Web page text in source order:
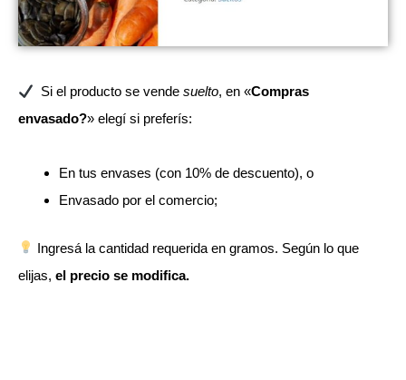
Si el producto se vendesuelto, en «Compras
envasado?» elegí si preferís:
En tus envases (con 10% de descuento), o
Envasado por el comercio;
Ingresá la cantidad requerida en gramos. Según lo que
elijas, el precio se modifica.